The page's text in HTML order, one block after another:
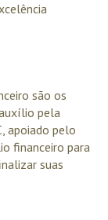
são os
pela
apoiado pelo
financeiro para
suas